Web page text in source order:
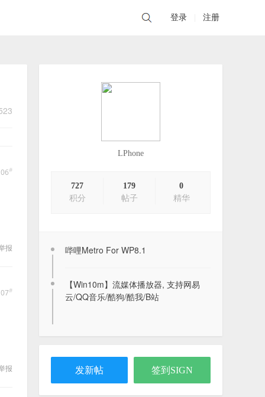
登录 注册
LPhone
727
积分
179
帖子
0
精华
哔哩Metro For WP8.1
【Win10m】流媒体播放器, 支持网易
云/QQ音乐/酷狗/酷我/B站
发新帖 签到SIGN
v5、^3的全平台）
【PPC】模拟器类.文曲星模拟器LAVAX
+几十款游戏打包
#
报
#
报